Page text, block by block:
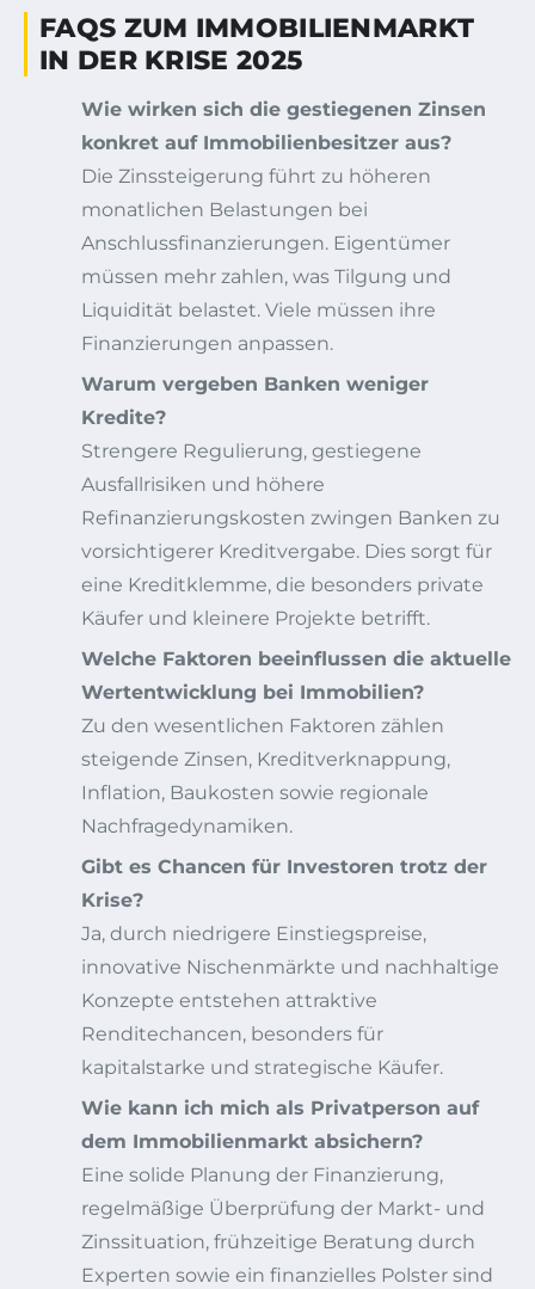
FAQS ZUM IMMOBILIENMARKT
IN DER KRISE 2025
Wie wirken sich die gestiegenen Zinsen
konkret auf Immobilienbesitzer aus?
Die Zinssteigerung führt zu höheren
monatlichen Belastungen bei
Anschlussfinanzierungen. Eigentümer
müssen mehr zahlen, was Tilgung und
Liquidität belastet. Viele müssen ihre
Finanzierungen anpassen.
Warum vergeben Banken weniger
Kredite?
Strengere Regulierung, gestiegene
Ausfallrisiken und höhere
Refinanzierungskosten zwingen Banken zu
vorsichtigerer Kreditvergabe. Dies sorgt für
eine Kreditklemme, die besonders private
Käufer und kleinere Projekte betrifft.
Welche Faktoren beeinflussen die aktuelle
Wertentwicklung bei Immobilien?
Zu den wesentlichen Faktoren zählen
steigende Zinsen, Kreditverknappung,
Inflation, Baukosten sowie regionale
Nachfragedynamiken.
Gibt es Chancen für Investoren trotz der
Krise?
Ja, durch niedrigere Einstiegspreise,
innovative Nischenmärkte und nachhaltige
Konzepte entstehen attraktive
Renditechancen, besonders für
kapitalstarke und strategische Käufer.
Wie kann ich mich als Privatperson auf
dem Immobilienmarkt absichern?
Eine solide Planung der Finanzierung,
regelmäßige Überprüfung der Markt- und
Zinssituation, frühzeitige Beratung durch
Experten sowie ein finanzielles Polster sind